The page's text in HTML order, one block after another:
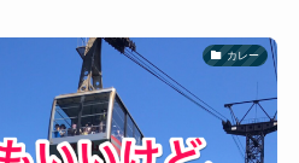
カレー